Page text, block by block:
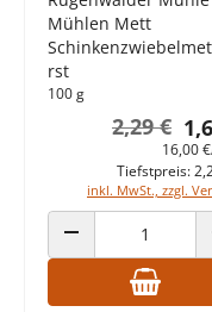
Mühlen Mett
rst
100 g
2,29 €
16,00
inkl. MwSt., zzgl.
Tiefstpreis:
ANZAHL VERRINGERN